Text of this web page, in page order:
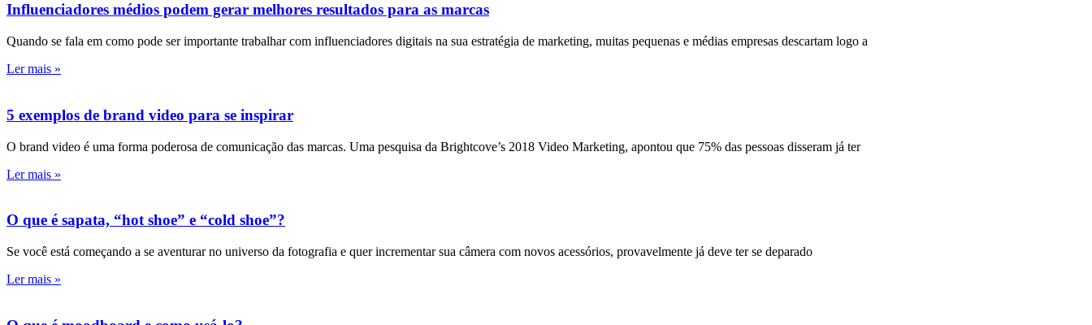
Influenciadores médios podem gerar melhores resultados para as marcas
Quando se fala em como pode ser importante trabalhar com influenciadores digitais na sua estratégia de marketing, muitas pequenas e médias empresas descartam logo a
Ler mais »
5 exemplos de brand video para se inspirar
O brand video é uma forma poderosa de comunicação das marcas. Uma pesquisa da Brightcove’s 2018 Video Marketing, apontou que 75% das pessoas disseram já ter
Ler mais »
O que é sapata, “hot shoe” e “cold shoe”?
Se você está começando a se aventurar no universo da fotografia e quer incrementar sua câmera com novos acessórios, provavelmente já deve ter se deparado
Ler mais »